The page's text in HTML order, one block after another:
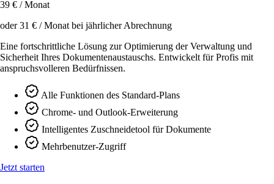
39 € / Monat
oder 31 € / Monat bei jährlicher Abrechnung
Eine fortschrittliche Lösung zur Optimierung der Verwaltung und
Sicherheit Ihres Dokumentenaustauschs. Entwickelt für Profis mit
anspruchsvolleren Bedürfnissen.
Alle Funktionen des Standard-Plans
Chrome- und Outlook-Erweiterung
Intelligentes Zuschneidetool für Dokumente
Mehrbenutzer-Zugriff
Jetzt starten